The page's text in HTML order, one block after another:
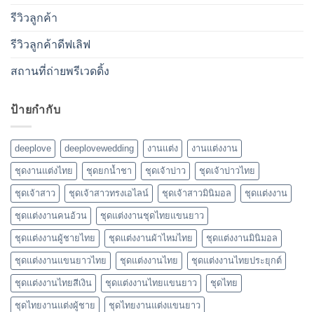
รีวิวลูกค้า
รีวิวลูกค้าดีฟเลิฟ
สถานที่ถ่ายพรีเวดดิ้ง
ป้ายกำกับ
deeplove deeplovewedding งานแต่ง งานแต่งงาน
ชุดงานแต่งไทย ชุดยกน้ำชา ชุดเจ้าบ่าว ชุดเจ้าบ่าวไทย
ชุดเจ้าสาว ชุดเจ้าสาวทรงเอไลน์ ชุดเจ้าสาวมินิมอล ชุดแต่งงาน
ชุดแต่งงานคนอ้วน ชุดแต่งงานชุดไทยแขนยาว
ชุดแต่งงานผู้ชายไทย ชุดแต่งงานผ้าไหมไทย ชุดแต่งงานมินิมอล
ชุดแต่งงานแขนยาวไทย ชุดแต่งงานไทย ชุดแต่งงานไทยประยุกต์
ชุดแต่งงานไทยสีเงิน ชุดแต่งงานไทยแขนยาว ชุดไทย
ชุดไทยงานแต่งผู้ชาย ชุดไทยงานแต่งแขนยาว